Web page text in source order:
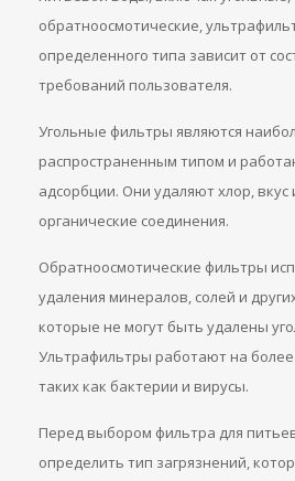
обратноосмотические,
определенного типа зависит от
требований пользователя.
Угольные фильтры являются
распространенным типом и
адсорбции. Они удаляют хлор, вкус
органические соединения.
Обратноосмотические фильтры
удаления минералов, солей и
которые не могут быть удалены
Ультрафильтры работают на
таких как бактерии и вирусы.
Перед выбором фильтра для
определить тип загрязнений,